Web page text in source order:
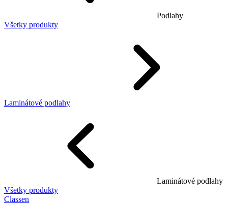
Podlahy
Všetky produkty
Laminátové podlahy
Laminátové podlahy
Všetky produkty
Classen